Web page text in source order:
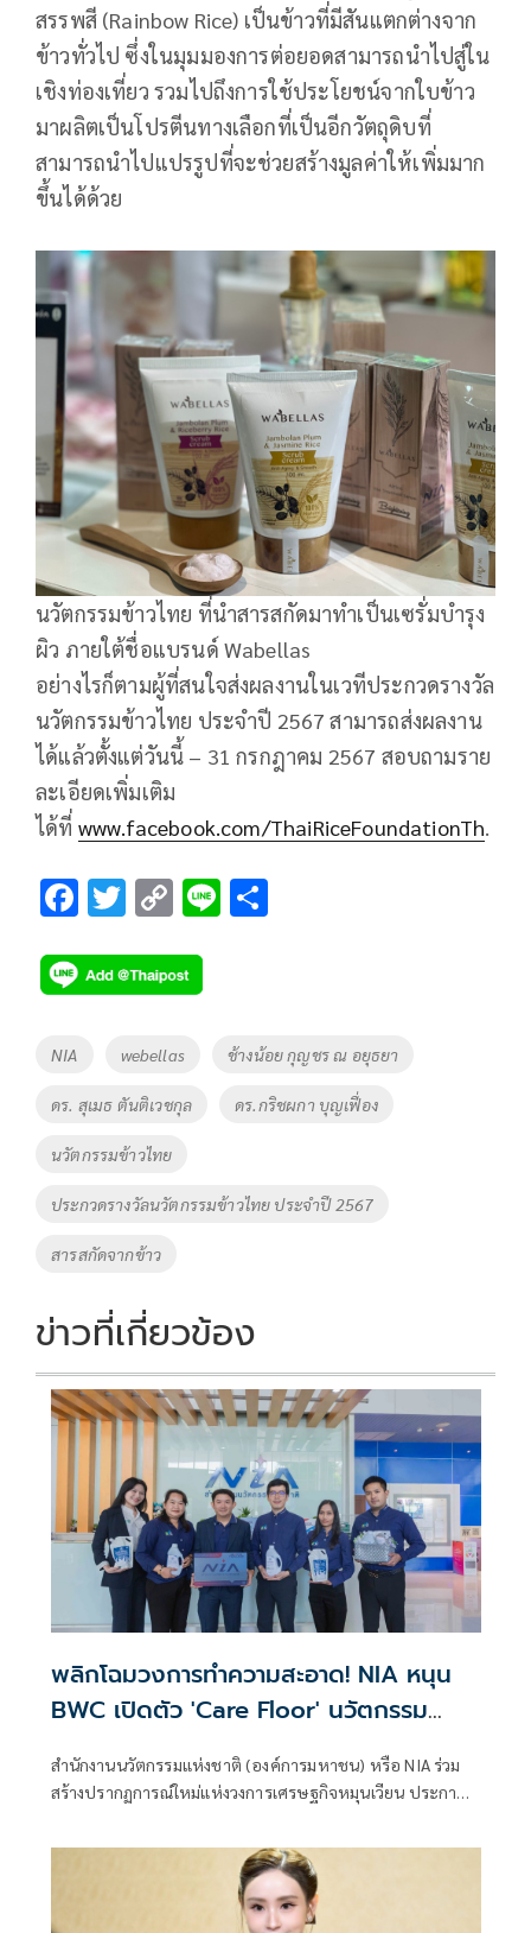
สรรพสี (Rainbow Rice) เป็นข้าวที่มีสันแตกต่างจาก
ข้าวทั่วไป ซึ่งในมุมมองการต่อยอดสามารถนำไปสู่ใน
เชิงท่องเที่ยว รวมไปถึงการใช้ประโยชน์จากใบข้าว
มาผลิตเป็นโปรตีนทางเลือกที่เป็นอีกวัตถุดิบที่
สามารถนำไปแปรรูปที่จะช่วยสร้างมูลค่าให้เพิ่มมาก
ขึ้นได้ด้วย
นวัตกรรมข้าวไทย ที่นำสารสกัดมาทำเป็นเซรั่มบำรุง
ผิว ภายใต้ชื่อแบรนด์ Wabellas
อย่างไรก็ตามผู้ที่สนใจส่งผลงานในเวทีประกวดรางวัล
นวัตกรรมข้าวไทย ประจำปี 2567 สามารถส่งผลงาน
ได้แล้วตั้งแต่วันนี้ – 31 กรกฎาคม 2567 สอบถามราย
ละเอียดเพิ่มเติม
ได้ที่ www.facebook.com/ThaiRiceFoundationTh.
F
e
b
o
k
T
tt
er
C
p
y
Li
n
k
Li
Tags
NIA webellas ช้างน้อย กุญชร ณ อยุธยา
ดร. สุเมธ ตันติเวชกุล ดร.กริชผกา บุญเฟื่อง
นวัตกรรมข้าวไทย
ประกวดรางวัลนวัตกรรมข้าวไทย ประจำปี 2567
สารสกัดจากข้าว
ข่าวที่เกี่ยวข้อง
พลิกโฉมวงการทำความสะอาด! NIA หนุน
BWC เปิดตัว 'Care Floor' นวัตกรรม
รักษ์โลกสุดล้ำ
สำนักงานนวัตกรรมแห่งชาติ (องค์การมหาชน) หรือ NIA ร่วม
สร้างปรากฏการณ์ใหม่แห่งวงการเศรษฐกิจหมุนเวียน ประกาศ
นวัตกรรมผลิตภัณฑ์ทำความสะอาดพื้นสุดล้ำภายใต้ชื่อ "แคร์
ฟลอร์" (Care Floor) ซึ่งเป็นผลผลิตระดับมาสเตอร์พีซจาก
โครงการแปลงเทคโนโลยีเป็นทุน โดยนวัตกรรมนี้ได้สร้างความ
ตื่นเต้นให้กับวงการด้วยการนำสารเคมีบางชนิดที่เป็นของเสีย